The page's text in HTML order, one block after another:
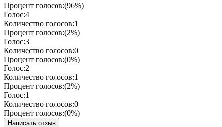
Процент голосов:(96%)
Голос:4
Количество голосов:1
Процент голосов:(2%)
Голос:3
Количество голосов:0
Процент голосов:(0%)
Голос:2
Количество голосов:1
Процент голосов:(2%)
Голос:1
Количество голосов:0
Процент голосов:(0%)